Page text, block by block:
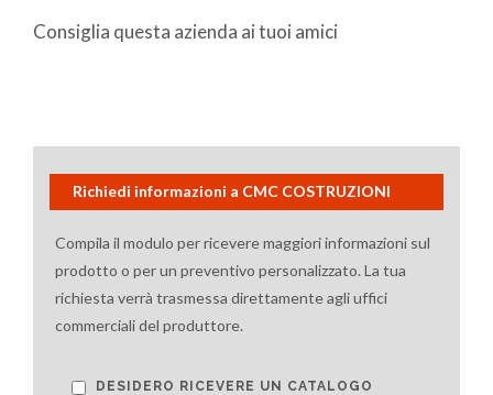
Consiglia questa azienda ai tuoi amici
Richiedi informazioni a CMC COSTRUZIONI
Compila il modulo per ricevere maggiori informazioni sul
prodotto o per un preventivo personalizzato. La tua
richiesta verrà trasmessa direttamente agli uffici
commerciali del produttore.
DESIDERO RICEVERE UN CATALOGO